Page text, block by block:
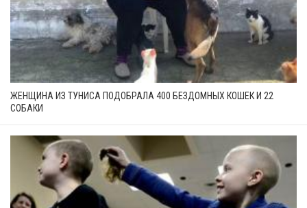
ЖЕНЩИНА ИЗ ТУНИСА ПОДОБРАЛА 400 БЕЗДОМНЫХ КОШЕК И 22
СОБАКИ